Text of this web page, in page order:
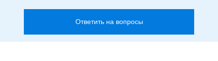
Ответить на вопросы